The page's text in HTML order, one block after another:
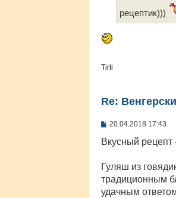
рецептик)))
Tirli
Re:
С
о
е
н
и
е
20.04.2018 17:43
Вкусный рецепт
Гуляш из
традиционным
удачным